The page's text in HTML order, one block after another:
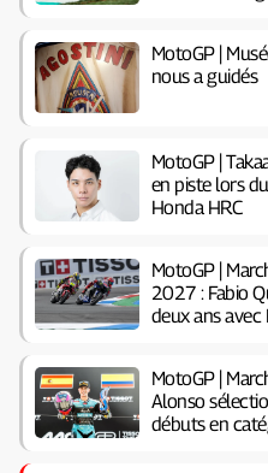
MotoGP |
nous a guidés
MotoGP |
en piste lors
Honda HRC
MotoGP |
2027 : Fabio
deux ans avec
MotoGP |
Alonso
débuts en